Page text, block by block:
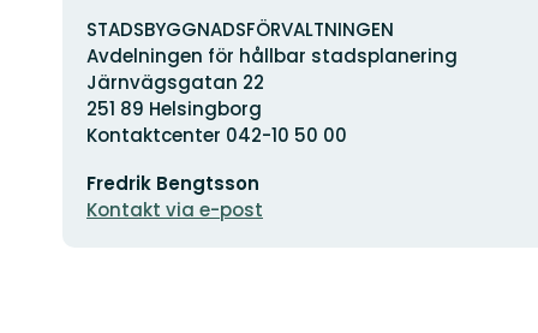
Adress
STADSBYGGNADSFÖRVALTNINGEN
Avdelningen för hållbar stadsplanering
Järnvägsgatan 22
251 89 Helsingborg
Kontaktcenter 042-10 50 00
postadress
Fredrik Bengtsson
Kontakt via e-post